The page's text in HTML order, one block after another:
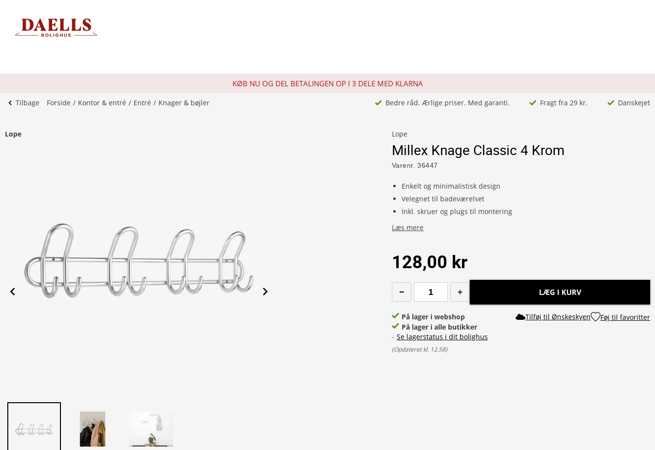
KØB NU OG DEL BETALINGEN OP I 3 DELE MED KLARNA
Tilbage Forside Kontor & entré Entré Knager & bøjler Bedre råd. Ærlige priser. Med garanti. Fragt fra 29 kr. Danskejet
Lope Lope
Millex Knage Classic 4 Krom
Varenr. 36447
Enkelt og minimalistisk design
Velegnet til badeværelset
Inkl. skruer og plugs til montering
Læs mere
128,00 kr
LÆG I KURV
På lager i webshop
På lager i alle butikker
- Se lagerstatus i dit bolighus
(Opdateret kl. 12.58)
Tilføj til Ønskeskyen Føj til favoritter